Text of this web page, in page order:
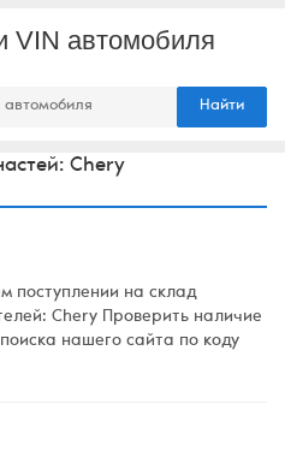
VIN автомобиля
Найти
Chery
поступлении на склад
Chery Проверить наличие
нашего сайта по коду